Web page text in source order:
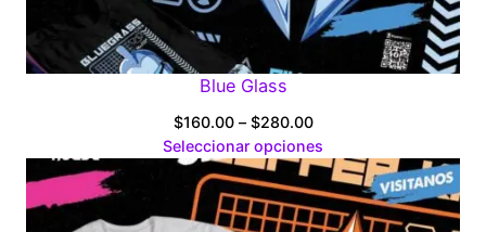
Blue Glass
$160.00 – $280.00Price
range:
$160.00
through
$280.00
Seleccionar opciones